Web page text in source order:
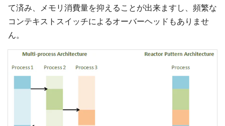
て済み、メモリ消費量を抑えることが出来ますし、頻繁な
コンテキストスイッチによるオーバーヘッドもありませ
ん。